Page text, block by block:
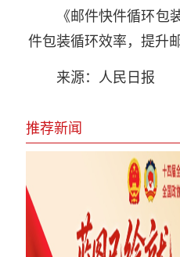
《邮件快件循环包
件包装循环效率，提升
来源：人民日报
推荐新闻